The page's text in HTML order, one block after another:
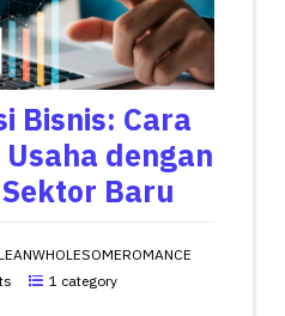
Bisnis: Cara
dengan
Baru
1 category